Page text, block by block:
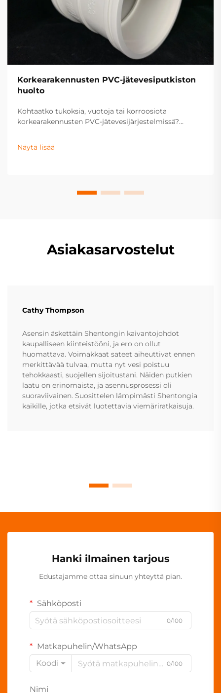
Korkearakennusten PVC-jätevesiputkiston
huolto
Kohtaatko tukoksia, vuotoja tai korroosiota
korkearakennusten PVC-jätevesijärjestelmissä?
vesivahingot ja lisäävät kiinteistön arvoa. Hanki
Näytä lisää
Asiakasarvostelut
Cathy Thompson
Asensin äskettäin Shentongin kaivantojohdot
kaupalliseen kiinteistööni, ja ero on ollut
huomattava. Voimakkaat sateet aiheuttivat ennen
merkittävää tulvaa, mutta nyt vesi poistuu
tehokkaasti, suojellen sijoitustani. Näiden putkien
laatu on erinomaista, ja asennusprosessi oli
suoraviivainen. Suosittelen lämpimästi Shentongia
kaikille, jotka etsivät luotettavia viemäriratkaisuja.
Hanki ilmainen tarjous
Edustajamme ottaa sinuun yhteyttä pian.
Sähköposti
0/100
Matkapuhelin/WhatsApp
Koodi
0/100
Nimi